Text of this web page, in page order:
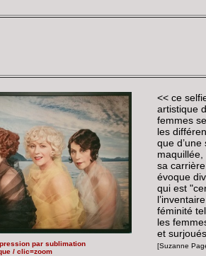
par sublimation
/ clic=zoom
<< ce
artistique
femmes
les
que
sa
évoque
qui est
féminité
les
et
[Suzanne